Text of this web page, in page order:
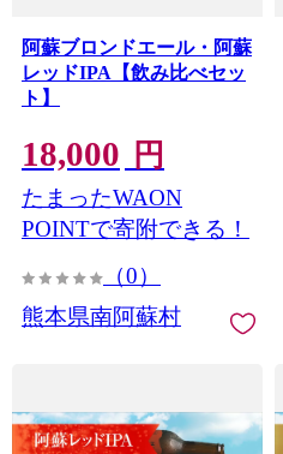
阿蘇ブロンドエール・阿蘇
レッドIPA【飲み比べセッ
ト】
18,000 円
たまったWAON
POINTで寄附できる！
（0）
熊本県南阿蘇村